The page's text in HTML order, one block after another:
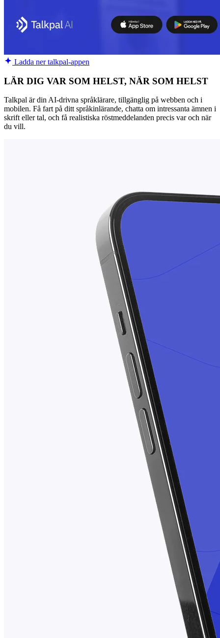
Ladda ner talkpal-appen
LÄR DIG VAR SOM HELST, NÄR SOM HELST
Talkpal är din AI-drivna språklärare, tillgänglig på webben och i
mobilen. Få fart på ditt språkinlärande, chatta om intressanta ämnen i
skrift eller tal, och få realistiska röstmeddelanden precis var och när
du vill.